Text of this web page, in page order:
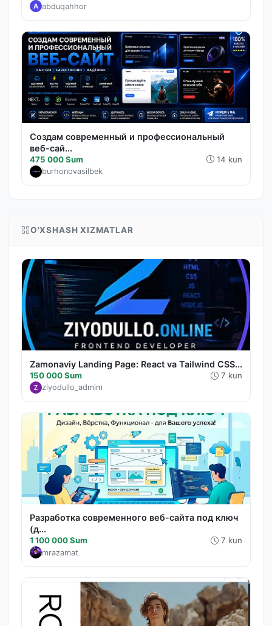
A abduqahhor
Создам современный и профессиональный
веб-сай...
475 000 Sum 14 kun
burhonovasilbek
O'XSHASH XIZMATLAR
Zamonaviy Landing Page: React va Tailwind CSS...
150 000 Sum 7 kun
ziyodullo_admim
Разработка современного веб-сайта под ключ
(д...
1 100 000 Sum 7 kun
mrazamat